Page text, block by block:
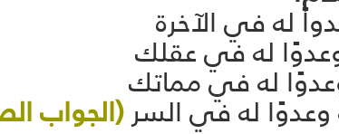
له في الآخرة
له في عقلك
له في مماتك
وعدوًا له في السر (الجواب